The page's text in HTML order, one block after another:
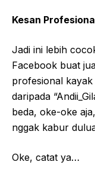
Kesan
Jadi ini lebih
Facebook buat
profesional kayak
daripada
beda, oke-oke
nggak kabur
Oke, catat ya…